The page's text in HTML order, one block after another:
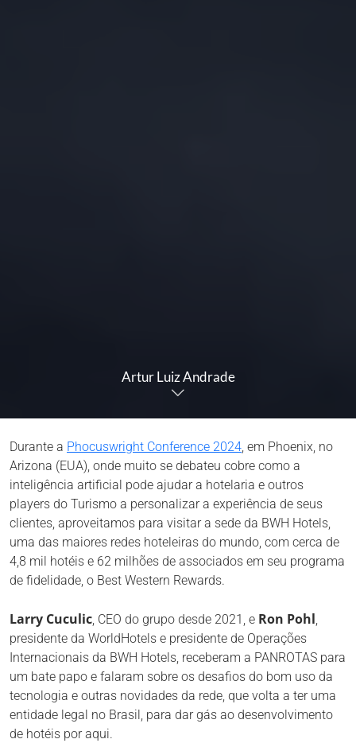
Artur Luiz Andrade
Durante a Phocuswright Conference 2024, em Phoenix, no
Arizona (EUA), onde muito se debateu cobre como a
inteligência artificial pode ajudar a hotelaria e outros
players do Turismo a personalizar a experiência de seus
clientes, aproveitamos para visitar a sede da BWH Hotels,
uma das maiores redes hoteleiras do mundo, com cerca de
4,8 mil hotéis e 62 milhões de associados em seu programa
de fidelidade, o Best Western Rewards.
Larry Cuculic, CEO do grupo desde 2021, e Ron Pohl,
presidente da WorldHotels e presidente de Operações
Internacionais da BWH Hotels, receberam a PANROTAS para
um bate papo e falaram sobre os desafios do bom uso da
tecnologia e outras novidades da rede, que volta a ter uma
entidade legal no Brasil, para dar gás ao desenvolvimento
de hotéis por aqui.